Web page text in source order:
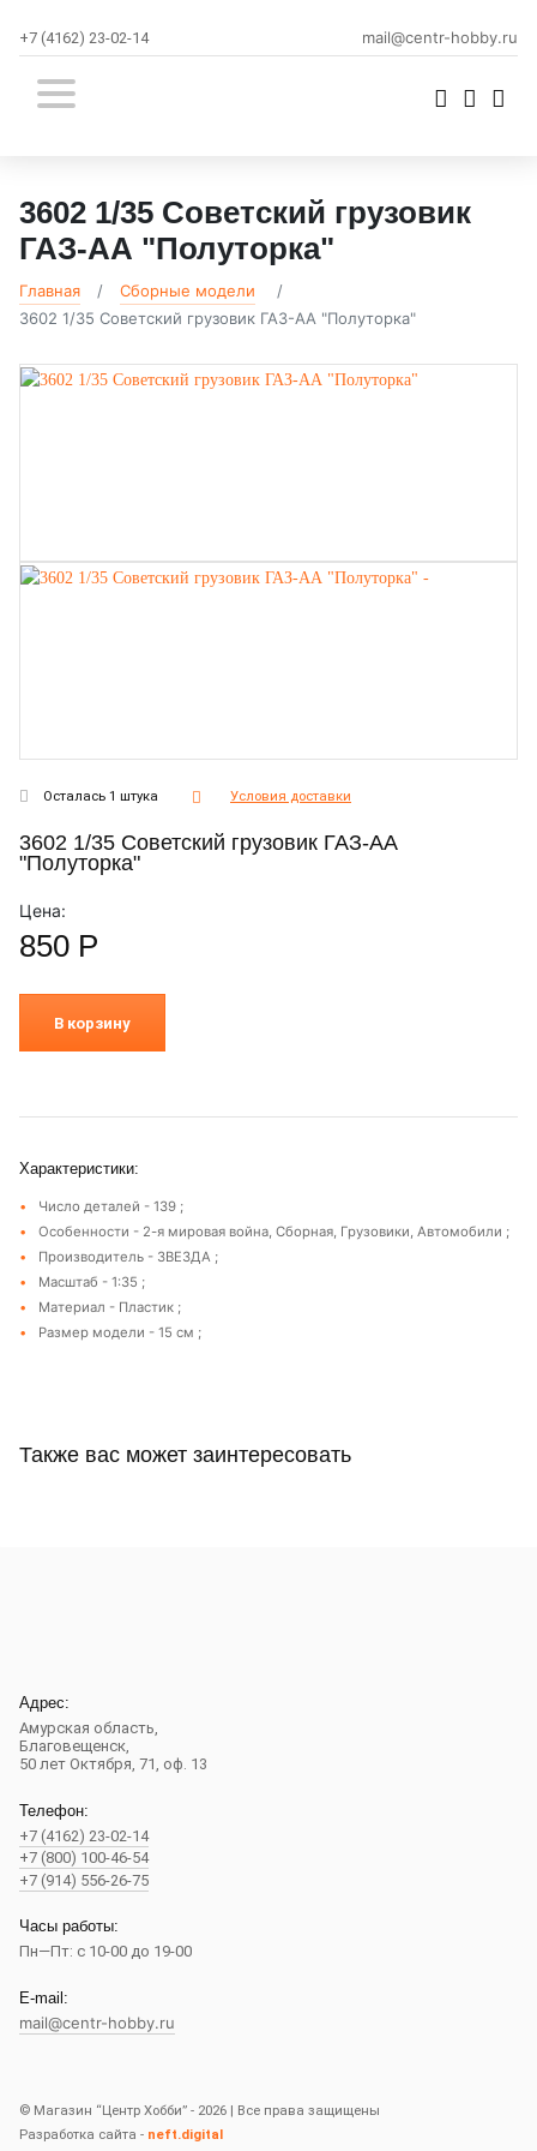
mail@centr-hobby.ru
+7 (4162) 23-02-14
3602 1/35 Советский грузовик
ГАЗ-АА "Полуторка"
Главная
Сборные модели
3602 1/35 Советский грузовик ГАЗ-АА "Полуторка"
Осталась 1 штука Условия доставки
3602 1/35 Советский грузовик ГАЗ-АА
"Полуторка"
Цена:
850 Р
В корзину
Характеристики:
Число деталей - 139 ;
Особенности - 2-я мировая война, Сборная, Грузовики, Автомобили ;
Производитель - ЗВЕЗДА ;
Масштаб - 1:35 ;
Материал - Пластик ;
Размер модели - 15 см ;
Также вас может заинтересовать
Адрес:
Амурская область,
Благовещенск,
50 лет Октября, 71, оф. 13
Телефон:
+7 (4162) 23-02-14
+7 (800) 100-46-54
+7 (914) 556-26-75
Часы работы:
Пн—Пт: с 10-00 до 19-00
E-mail:
mail@centr-hobby.ru
© Магазин “Центр Хобби” - 2026 | Все права защищены
Разработка сайта - neft.digital